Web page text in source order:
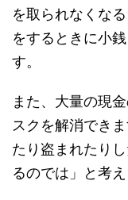
を取られなくな
をするときに小
す。
また、大量の現
スクを解消でき
たり盗まれたり
るのでは」と考